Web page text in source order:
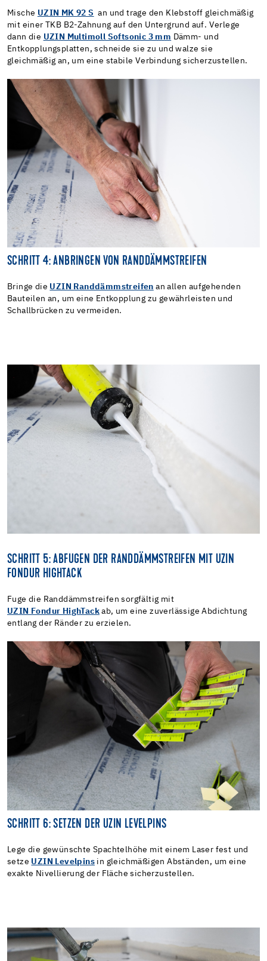
Mische UZIN MK 92 S an und trage den Klebstoff gleichmäßig
mit einer TKB B2-Zahnung auf den Untergrund auf. Verlege
dann die UZIN Multimoll Softsonic 3 mm Dämm- und
Entkopplungsplatten, schneide sie zu und walze sie
gleichmäßig an, um eine stabile Verbindung sicherzustellen.
SCHRITT 4: ANBRINGEN VON RANDDÄMMSTREIFEN
Bringe die UZIN Randdämmstreifen an allen aufgehenden
Bauteilen an, um eine Entkopplung zu gewährleisten und
Schallbrücken zu vermeiden.
SCHRITT 5: ABFUGEN DER RANDDÄMMSTREIFEN MIT UZIN
FONDUR HIGHTACK
Fuge die Randdämmstreifen sorgfältig mit
UZIN Fondur HighTack ab, um eine zuverlässige Abdichtung
entlang der Ränder zu erzielen.
SCHRITT 6: SETZEN DER UZIN LEVELPINS
Lege die gewünschte Spachtelhöhe mit einem Laser fest und
setze UZIN Levelpins in gleichmäßigen Abständen, um eine
exakte Nivellierung der Fläche sicherzustellen.